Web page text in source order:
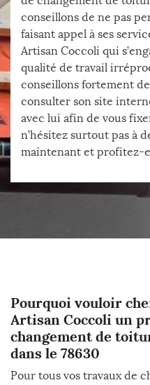
conseillons de ne pas
faisant appel à ses
Artisan Coccoli qui
qualité de travail
conseillons fortement
consulter son site
avec lui afin de vous
n’hésitez surtout pas à
maintenant et profitez-
Pourquoi vouloir
Artisan Coccoli un
changement de
dans le 78630
Pour tous vos travaux de